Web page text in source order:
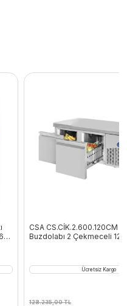
CSA CS.CİK.2.600.120CM
Buzdolabı 2 Çekmeceli
Ücretsiz Kargo
128.235,00TL